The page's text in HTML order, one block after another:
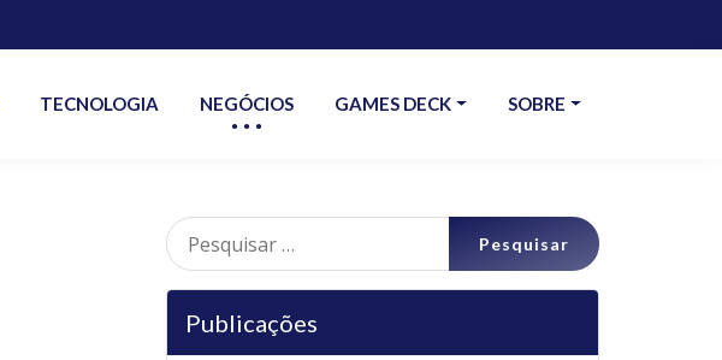
TECNOLOGIA NEGÓCIOS GAMES DECK SOBRE
Pesquisar
por:
Publicações